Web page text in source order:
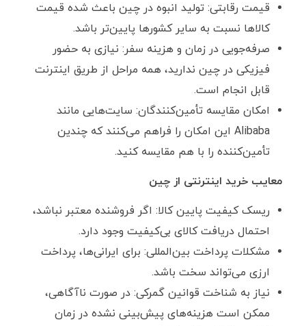
قیمت رقابتی: تولید انبوه در چین باعث شده قیمت
کالاها نسبت به سایر کشورها پایین‌تر باشد.
صرفه‌جویی در زمان و هزینه سفر: نیازی به حضور
فیزیکی در چین ندارید، همه مراحل از طریق اینترنت
قابل انجام است.
امکان مقایسه تأمین‌کنندگان: سایت‌هایی مانند
Alibaba این امکان را فراهم می‌کنند که چندین
تأمین‌کننده را با هم مقایسه کنید.
معایب خرید اینترنتی از چین
ریسک کیفیت پایین کالا: اگر فروشنده معتبر نباشد،
احتمال دریافت کالای بی‌کیفیت وجود دارد.
مشکلات پرداخت بین‌المللی: برای ایرانی‌ها، پرداخت
ارزی می‌تواند سخت باشد.
نیاز به شناخت قوانین گمرکی: در صورت ناآگاهی،
ممکن است هزینه‌های پیش‌بینی ‌نشده در زمان